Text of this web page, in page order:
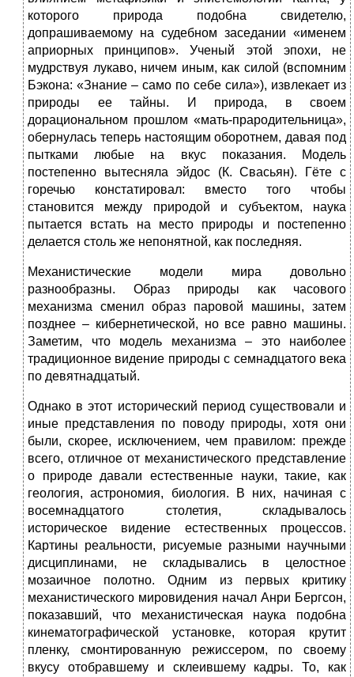
которого природа подобна свидетелю,
допрашиваемому на судебном заседании «именем
априорных принципов». Ученый этой эпохи, не
мудрствуя лукаво, ничем иным, как силой (вспомним
Бэкона: «Знание – само по себе сила»), извлекает из
природы ее тайны. И природа, в своем
дорациональном прошлом «мать-прародительница»,
обернулась теперь настоящим оборотнем, давая под
пытками любые на вкус показания. Модель
постепенно вытесняла эйдос (К. Свасьян). Гёте с
горечью констатировал: вместо того чтобы
становится между природой и субъектом, наука
пытается встать на место природы и постепенно
делается столь же непонятной, как последняя.
Механистические модели мира довольно
разнообразны. Образ природы как часового
механизма сменил образ паровой машины, затем
позднее – кибернетической, но все равно машины.
Заметим, что модель механизма – это наиболее
традиционное видение природы с семнадцатого века
по девятнадцатый.
Однако в этот исторический период существовали и
иные представления по поводу природы, хотя они
были, скорее, исключением, чем правилом: прежде
всего, отличное от механистического представление
о природе давали естественные науки, такие, как
геология, астрономия, биология. В них, начиная с
восемнадцатого столетия, складывалось
историческое видение естественных процессов.
Картины реальности, рисуемые разными научными
дисциплинами, не складывались в целостное
мозаичное полотно. Одним из первых критику
механистического мировидения начал Анри Бергсон,
показавший, что механистическая наука подобна
кинематографической установке, которая крутит
пленку, смонтированную режиссером, по своему
вкусу отобравшему и склеившему кадры. То, как